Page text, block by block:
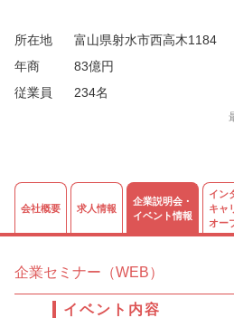
所在地
富山県射水市西高木1184
年商
83億円
従業員
234名
会社概要 求人情報
企業説明会・
イベント情報
イン
キャ
オー
企業セミナー（WEB）
イベント内容